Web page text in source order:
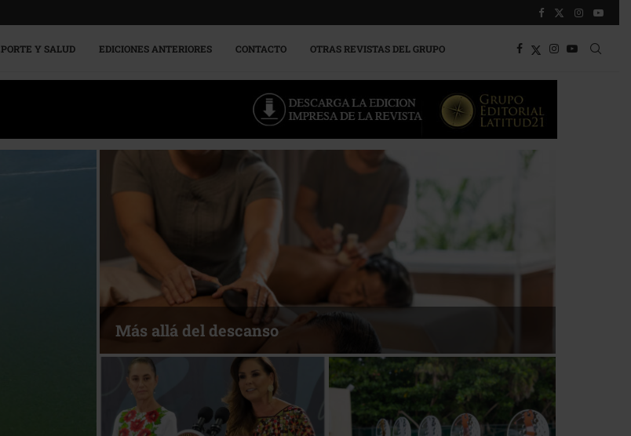
Y SALUD EDICIONES ANTERIORES CONTACTO OTRAS REVISTAS DEL GRUPO
Más allá del descanso